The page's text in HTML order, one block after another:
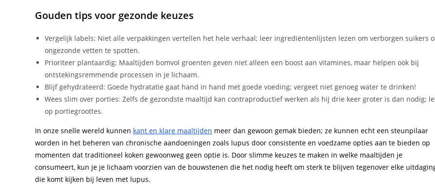
Gouden tips voor gezonde keuzes
Vergelijk labels: Niet alle verpakkingen vertellen het hele verhaal; leer ingrediëntenlijsten lezen om verborgen suikers
ongezonde vetten te spotten.
Prioriteer plantaardig: Maaltijden bomvol groenten geven niet alleen een boost aan vitamines, maar helpen ook bij
ontstekingsremmende processen in je lichaam.
Blijf gehydrateerd: Goede hydratatie gaat hand in hand met goede voeding; vergeet niet genoeg water te drinken!
Wees slim over porties: Zelfs de gezondste maaltijd kan contraproductief werken als hij drie keer groter is dan nodig;
op portiegroottes.
In onze snelle wereld kunnen kant en klare maaltijden meer dan gewoon gemak bieden; ze kunnen echt een steunpilaar
worden in het beheren van chronische aandoeningen zoals lupus door consistente en voedzame opties aan te bieden op
momenten dat traditioneel koken gewoonweg geen optie is. Door slimme keuzes te maken in welke maaltijden je
consumeert, kun je je lichaam voorzien van de bouwstenen die het nodig heeft om sterk te blijven tegenover elke
die komt kijken bij leven met lupus.